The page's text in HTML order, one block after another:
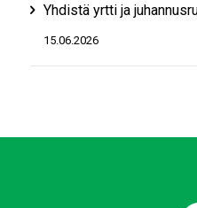
Yhdistä yrtti ja
15.06.2026